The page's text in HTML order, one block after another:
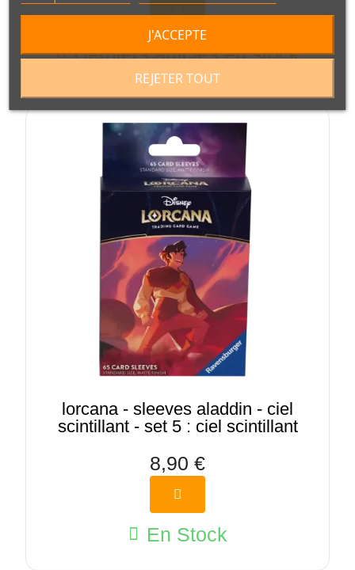
Derniers articles en stock
lorcana - sleeves aladdin - ciel
scintillant - set 5 : ciel scintillant
8,90 €
En Stock
REJETER TOUT
J'ACCEPTE